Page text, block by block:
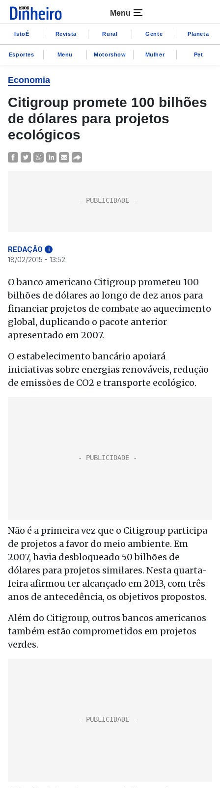
Menu
IstoÉ Revista Rural Gente Planeta
Esportes Menu Motorshow Mulher Pet
Economia
Citigroup promete 100 bilhões
de dólares para projetos
ecológicos
REDAÇÃO i
18/02/2015 - 13:52
O banco americano Citigroup prometeu 100
bilhões de dólares ao longo de dez anos para
financiar projetos de combate ao aquecimento
global, duplicando o pacote anterior
apresentado em 2007.
O estabelecimento bancário apoiará
iniciativas sobre energias renováveis, redução
de emissões de CO2 e transporte ecológico.
Não é a primeira vez que o Citigroup participa
de projetos a favor do meio ambiente. Em
2007, havia desbloqueado 50 bilhões de
dólares para projetos similares. Nesta quarta-
feira afirmou ter alcançado em 2013, com três
anos de antecedência, os objetivos propostos.
Além do Citigroup, outros bancos americanos
também estão comprometidos em projetos
verdes.